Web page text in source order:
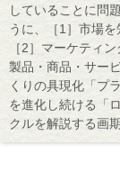
していることに問
うに、［1］市場
［2］マーケティ
製品・商品・サー
くりの具現化「プ
を進化し続ける「
クルを解説する画